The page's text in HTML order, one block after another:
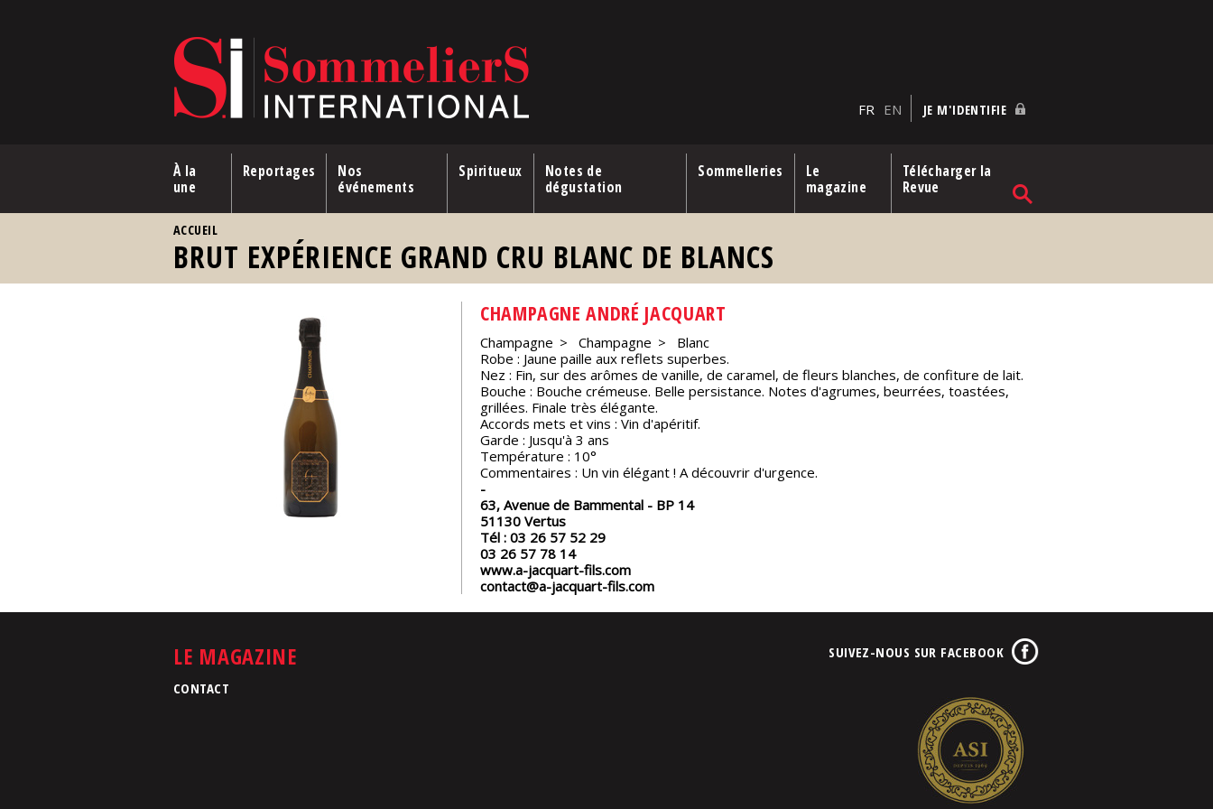
FR EN JE M'IDENTIFIE
À la
une
Reportages
Nos
événements
Spiritueux
Notes de
dégustation
Sommelleries
Le
magazine
Télécharger la
Revue
ACCUEIL
BRUT EXPÉRIENCE GRAND CRU BLANC DE BLANCS
CHAMPAGNE ANDRÉ JACQUART
Champagne Champagne
Blanc
Robe : Jaune paille aux reflets superbes.
Nez : Fin, sur des arômes de vanille, de caramel, de fleurs blanches, de confiture de lait.
Bouche : Bouche crémeuse. Belle persistance. Notes d'agrumes, beurrées, toastées,
grillées. Finale très élégante.
Accords mets et vins : Vin d'apéritif.
Garde : Jusqu'à 3 ans
Température : 10°
Commentaires : Un vin élégant ! A découvrir d'urgence.
63, Avenue de Bammental - BP 14
51130 Vertus
Tél : 03 26 57 52 29
03 26 57 78 14
www.a-jacquart-fils.com
contact@a-jacquart-fils.com
LE MAGAZINE
CONTACT
SUIVEZ-NOUS SUR FACEBOOK